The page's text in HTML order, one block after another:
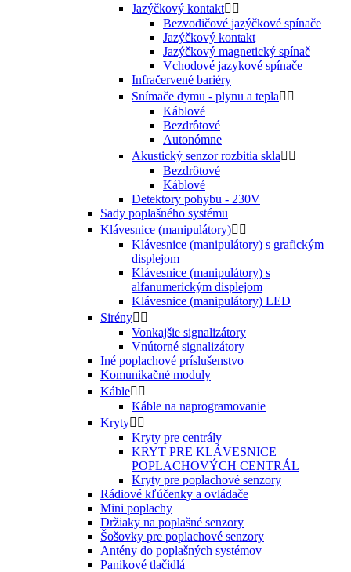
Jazýčkový kontakt 
Bezvodičové jazýčkové spínače
Jazýčkový kontakt
Jazýčkový magnetický spínač
Vchodové jazykové spínače
Infračervené bariéry
Snímače dymu - plynu a tepla 
Káblové
Bezdrôtové
Autonómne
Akustický senzor rozbitia skla 
Bezdrôtové
Káblové
Detektory pohybu - 230V
Sady poplašného systému
Klávesnice (manipulátory) 
Klávesnice (manipulátory) s grafickým
displejom
Klávesnice (manipulátory) s
alfanumerickým displejom
Klávesnice (manipulátory) LED
Sirény 
Vonkajšie signalizátory
Vnútorné signalizátory
Iné poplachové príslušenstvo
Komunikačné moduly
Káble 
Káble na naprogramovanie
Kryty 
Kryty pre centrály
KRYT PRE KLÁVESNICE
POPLACHOVÝCH CENTRÁL
Kryty pre poplachové senzory
Rádiové kľúčenky a ovládače
Mini poplachy
Držiaky na poplašné senzory
Šošovky pre poplachové senzory
Antény do poplašných systémov
Panikové tlačidlá